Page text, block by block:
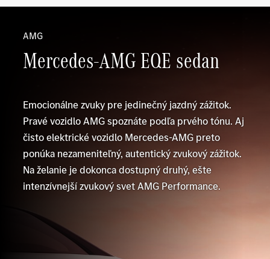
AMG
Mercedes-AMG EQE sedan
Emocionálne zvuky pre jedinečný jazdný zážitok.
Pravé vozidlo AMG spoznáte podľa prvého tónu. Aj
čisto elektrické vozidlo Mercedes-AMG preto
ponúka nezameniteľný, autentický zvukový zážitok.
Na želanie je dokonca dostupný druhý, ešte
intenzívnejší zvukový svet AMG Performance.